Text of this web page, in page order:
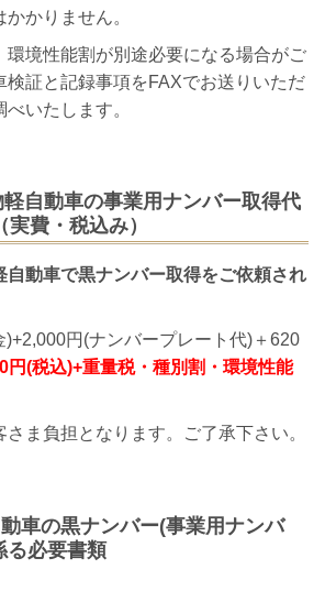
かかりません。
環境性能割が別途必要になる場合がご
検証と記録事項をFAXでお送りいただ
いたします。
自動車の事業用ナンバー取得代
実費・税込み）
動車で黒ナンバー取得をご依頼され
)+2,000円(ナンバープレート代)＋620
円(税込)+重量税・種別割・環境性能
さま負担となります。ご了承下さい。
車の黒ナンバー(事業用ナンバ
る必要書類